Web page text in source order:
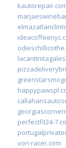
perfectfit24-
von-racer.com